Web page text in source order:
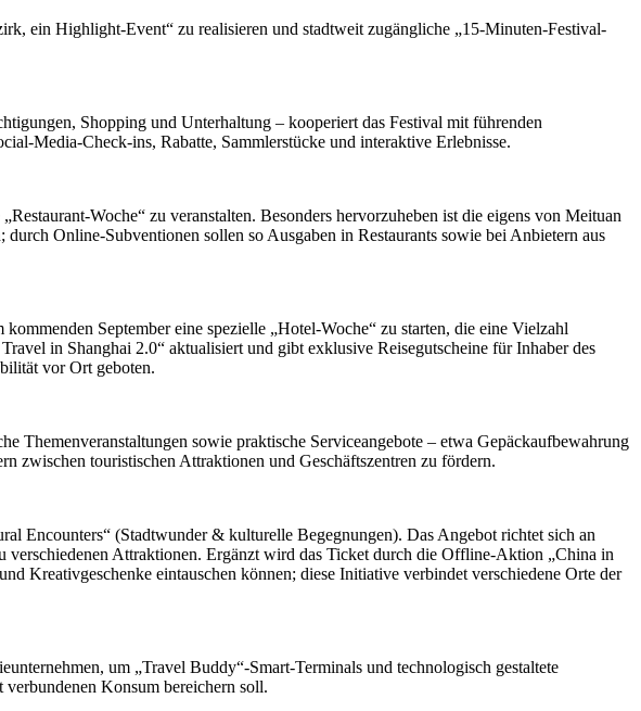
ein Highlight-Event“ zu realisieren und stadtweit zugängliche „15-Minuten-Festival-
Shopping und Unterhaltung – kooperiert das Festival mit führenden
Media-Check-ins, Rabatte, Sammlerstücke und interaktive Erlebnisse.
Woche“ zu veranstalten. Besonders hervorzuheben ist die eigens von Meituan
Online-Subventionen sollen so Ausgaben in Restaurants sowie bei Anbietern aus
September eine spezielle „Hotel-Woche“ zu starten, die eine Vielzahl
in Shanghai 2.0“ aktualisiert und gibt exklusive Reisegutscheine für Inhaber des
vor Ort geboten.
Themenveranstaltungen sowie praktische Serviceangebote – etwa Gepäckaufbewahrung
zwischen touristischen Attraktionen und Geschäftszentren zu fördern.
Encounters“ (Stadtwunder & kulturelle Begegnungen). Das Angebot richtet sich an
Attraktionen. Ergänzt wird das Ticket durch die Offline-Aktion „China in
Kreativgeschenke eintauschen können; diese Initiative verbindet verschiedene Orte der
um „Travel Buddy“-Smart-Terminals und technologisch gestaltete
Konsum bereichern soll.